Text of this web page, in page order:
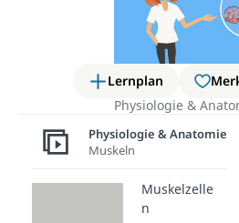
Lernplan
Physiologie &
Innere und
Atmung
Weitere Infos
Physiologie & Anatomie
Muskeln
Muskelzelle
n